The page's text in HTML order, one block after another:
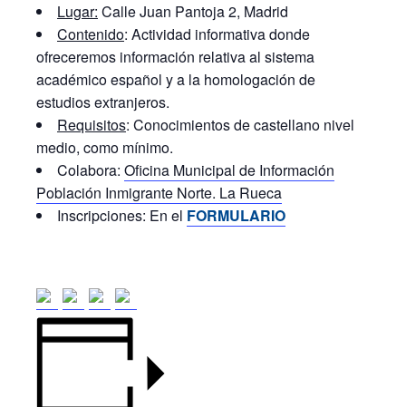
Lugar: Calle Juan Pantoja 2, Madrid
Contenido: Actividad informativa donde
ofreceremos información relativa al sistema
académico español y a la homologación de
estudios extranjeros.
Requisitos: Conocimientos de castellano nivel
medio, como mínimo.
Colabora: Oficina Municipal de Información
Población Inmigrante Norte. La Rueca
Inscripciones: En el FORMULARIO